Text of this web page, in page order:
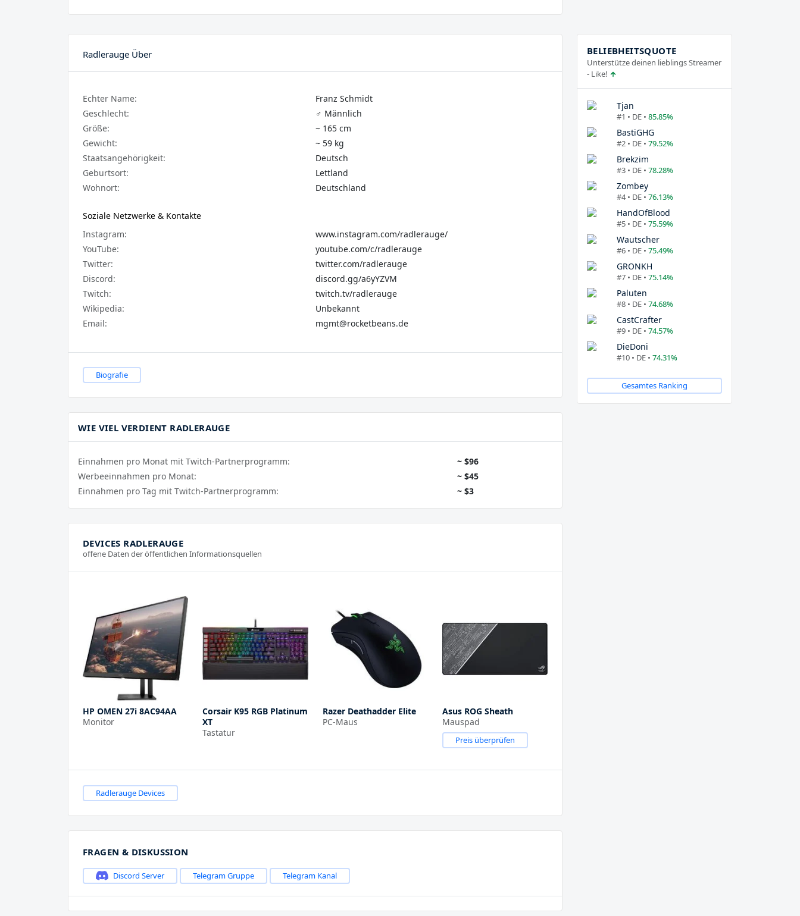
Radlerauge Über
Echter Name:
Franz Schmidt
Geschlecht:
♂️ Männlich
Größe:
~ 165 cm
Gewicht:
~ 59 kg
Staatsangehörigkeit:
Deutsch
Geburtsort:
Lettland
Wohnort:
Deutschland
Soziale Netzwerke & Kontakte
Instagram:
www.instagram.com/radlerauge/
YouTube:
youtube.com/c/radlerauge
Twitter:
twitter.com/radlerauge
Discord:
discord.gg/a6yYZVM
Twitch:
twitch.tv/radlerauge
Wikipedia:
Unbekannt
Email:
mgmt@rocketbeans.de
Biografie
WIE VIEL VERDIENT RADLERAUGE
Einnahmen pro Monat mit Twitch-Partnerprogramm:
~ $96
Werbeeinnahmen pro Monat:
~ $45
Einnahmen pro Tag mit Twitch-Partnerprogramm:
~ $3
DEVICES RADLERAUGE
offene Daten der öffentlichen Informationsquellen
HP OMEN 27i 8AC94AA
Monitor
Corsair K95 RGB Platinum
XT
Tastatur
Razer Deathadder Elite
PC-Maus
Asus ROG Sheath
Mauspad
Preis überprüfen
Radlerauge Devices
FRAGEN & DISKUSSION
Discord Server Telegram Gruppe Telegram Kanal
BELIEBHEITSQUOTE
Unterstütze deinen lieblings Streamer
- Like!
Tjan
#1 • DE • 85.85%
BastiGHG
#2 • DE • 79.52%
Brekzim
#3 • DE • 78.28%
Zombey
#4 • DE • 76.13%
HandOfBlood
#5 • DE • 75.59%
Wautscher
#6 • DE • 75.49%
GRONKH
#7 • DE • 75.14%
Paluten
#8 • DE • 74.68%
CastCrafter
#9 • DE • 74.57%
DieDoni
#10 • DE • 74.31%
Gesamtes Ranking